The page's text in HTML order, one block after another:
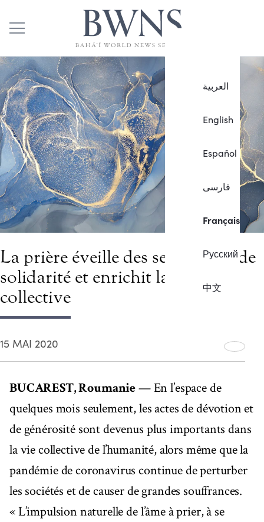
العربية
English
Español
فارسی
Français
Русский
中文
La prière éveille des sentiments de
solidarité et enrichit la vie
collective
15 MAI 2020
BUCAREST, Roumanie— En l’espace de
quelques mois seulement, les actes de dévotion et
de générosité sont devenus plus importants dans
la vie collective de l’humanité, alors même que la
pandémie de coronavirus continue de perturber
les sociétés et de causer de grandes souffrances.
« L’impulsion naturelle de l’âme à prier, à se